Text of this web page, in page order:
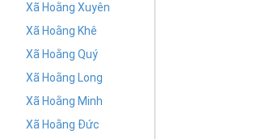
Xã Hoằng Xuyên
Xã Hoằng Khê
Xã Hoằng Quý
Xã Hoằng Long
Xã Hoằng Minh
Xã Hoằng Đức